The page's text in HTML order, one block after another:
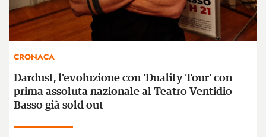
CRONACA
Dardust, l'evoluzione con 'Duality Tour' con
prima assoluta nazionale al Teatro Ventidio
Basso già sold out